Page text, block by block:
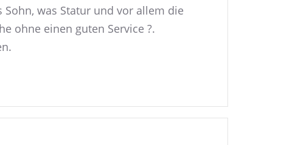
was Statur und vor allem die
ohne einen guten Service ?.